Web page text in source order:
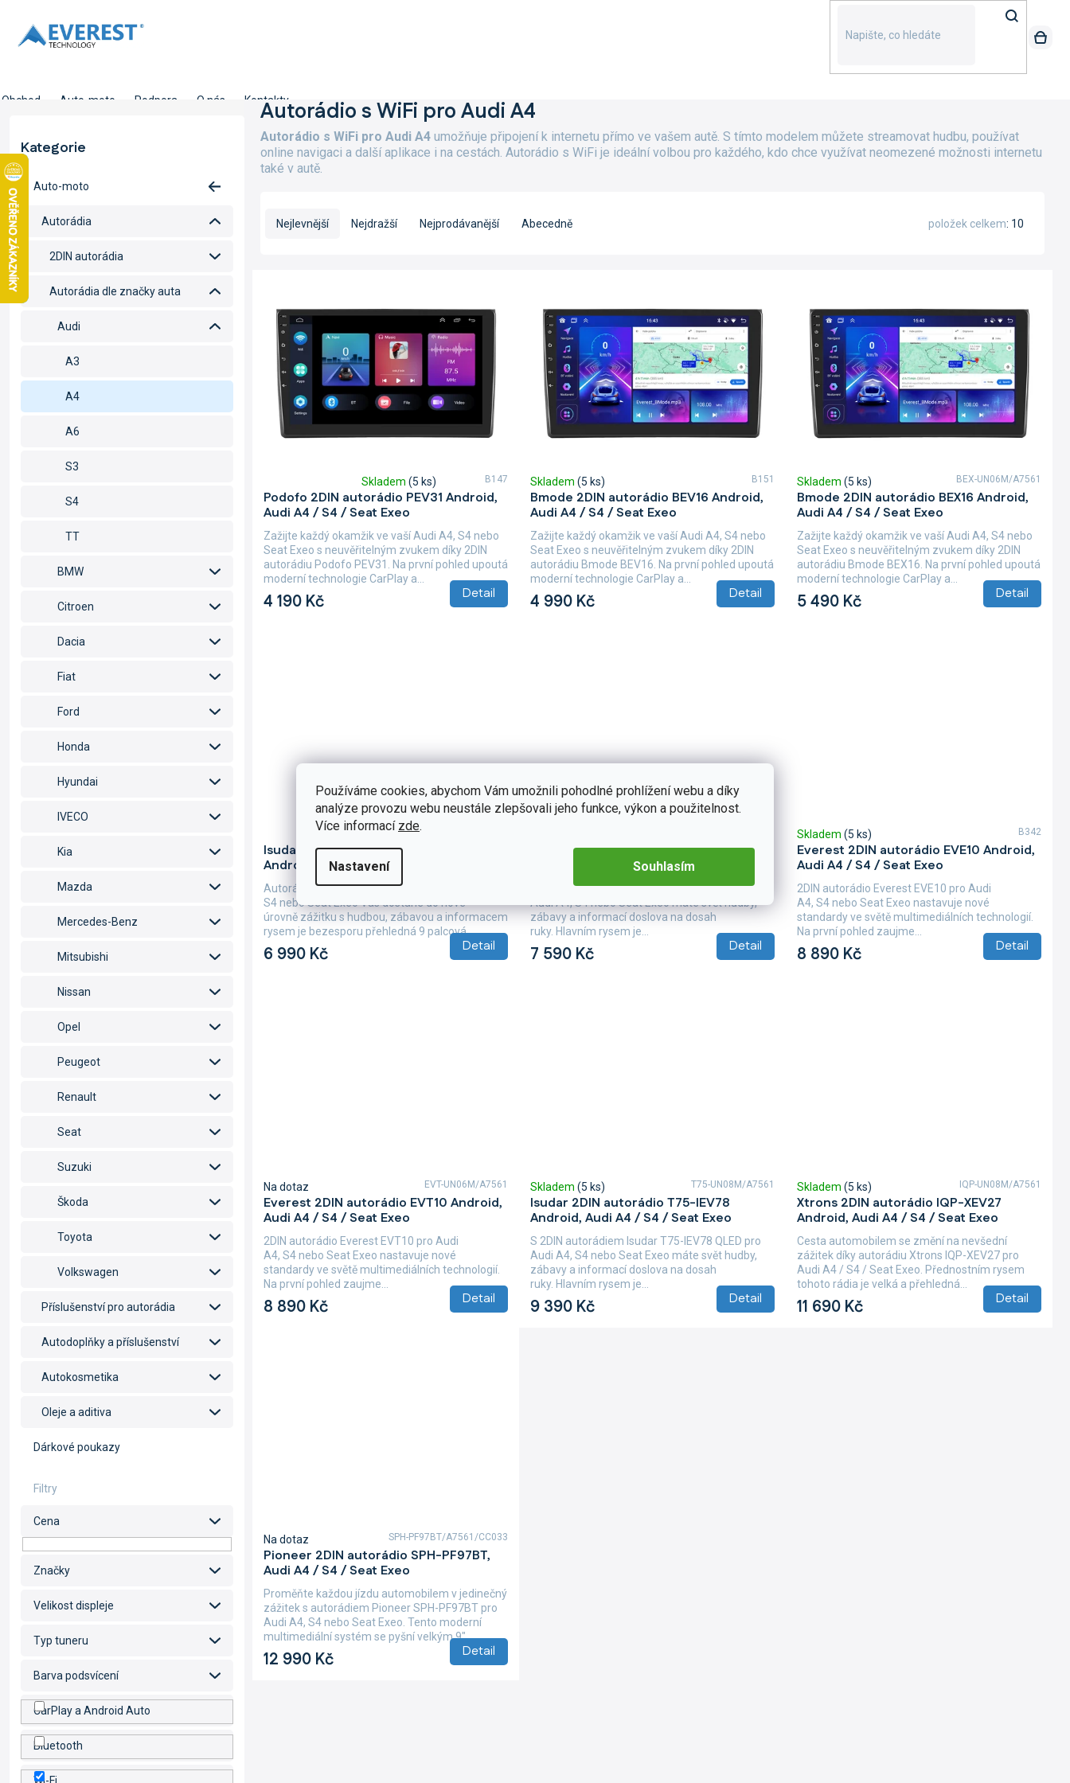
Používáme cookies, abychom Vám umožnili pohodlné prohlížení webu a díky
analýze provozu webu neustále zlepšovali jeho funkce, výkon a použitelnost.
Více informací zde.
Nastavení Souhlasím
obsah
Obchod Auto-moto Podpora O nás Kontakty
t
r
a
n
n
í
p
a
n
Přeskočit
kategorie
Kategorie
Auto-moto
Autorádia
2DIN autorádia
Autorádia dle značky auta
Audi
A3
A4
A6
S3
S4
TT
BMW
Citroen
Dacia
Fiat
Ford
Honda
Hyundai
IVECO
Kia
Mazda
Mercedes-Benz
Mitsubishi
Nissan
Opel
Peugeot
Renault
Seat
Suzuki
Škoda
Toyota
Volkswagen
Příslušenství pro autorádia
Autodoplňky a příslušenství
Autokosmetika
Oleje a aditiva
Dárkové poukazy
Cena
Značky
Velikost displeje
Typ tuneru
Barva podsvícení
CarPlay a Android Auto
Bluetooth
Wi-Fi
Autorádio s WiFi pro Audi A4
Autorádio s WiFi pro Audi A4 umožňuje připojení k internetu přímo ve vašem autě. S tímto modelem můžete streamovat hudbu, používat
online navigaci a další aplikace i na cestách. Autorádio s WiFi je ideální volbou pro každého, kdo chce využívat neomezené možnosti internetu
také v autě.
Nejlevnější Nejdražší Nejprodávanější Abecedně 10
položek celkem
ů
Podofo 2DIN autorádio PEV31 Android,
Audi A4 / S4 / Seat Exeo
hodnocení
produktu
je
5,0
z
5
Skladem (5 ks)
4 190 Kč Detail
Zažijte každý okamžik ve vaší Audi A4, S4 nebo
Seat Exeo s neuvěřitelným zvukem díky 2DIN
autorádiu Podofo PEV31. Na první pohled upoutá
moderní technologie CarPlay a...
B147
Bmode 2DIN autorádio BEV16 Android,
Audi A4 / S4 / Seat Exeo
Skladem (5 ks)
4 990 Kč Detail
Zažijte každý okamžik ve vaší Audi A4, S4 nebo
Seat Exeo s neuvěřitelným zvukem díky 2DIN
autorádiu Bmode BEV16. Na první pohled upoutá
moderní technologie CarPlay a...
B151
Bmode 2DIN autorádio BEX16 Android,
Audi A4 / S4 / Seat Exeo
Skladem (5 ks)
5 490 Kč Detail
Zažijte každý okamžik ve vaší Audi A4, S4 nebo
Seat Exeo s neuvěřitelným zvukem díky 2DIN
autorádiu Bmode BEX16. Na první pohled upoutá
moderní technologie CarPlay a...
BEX-UN06M/A7561
Isudar 2DIN autorádio T68B-IEV16
Android, Audi A4 / S4 / Seat Exeo
hodnocení
produktu
je
5,0
z
5
hvězdiček.
Skladem(1 ks)
6 990 Kč Detail
Autorádio Isudar T68B-IEV16 pro Audi A4,
S4 nebo Seat Exeo Vás dostane do nové
úrovně zážitku s hudbou, zábavou a informacemi. Hlavním
rysem je bezesporu přehledná 9 palcová...
Isudar 2DIN autorádio T72-IEV21
Android, Audi A4 / S4 / Seat Exeo
7 590 Kč Detail
S 2DIN autorádiem Isudar T72-IEV21 QLED pro
Audi A4, S4 nebo Seat Exeo máte svět hudby,
zábavy a informací doslova na dosah
ruky. Hlavním rysem je...
Everest 2DIN autorádio EVE10 Android,
Audi A4 / S4 / Seat Exeo
Skladem (5 ks)
8 890 Kč Detail
2DIN autorádio Everest EVE10 pro Audi
A4, S4 nebo Seat Exeo nastavuje nové
standardy ve světě multimediálních technologií.
Na první pohled zaujme...
B342
Everest 2DIN autorádio EVT10 Android,
Audi A4 / S4 / Seat Exeo
Na dotaz
8 890 Kč Detail
2DIN autorádio Everest EVT10 pro Audi
A4, S4 nebo Seat Exeo nastavuje nové
standardy ve světě multimediálních technologií.
Na první pohled zaujme...
EVT-UN06M/A7561
Isudar 2DIN autorádio T75-IEV78
Android, Audi A4 / S4 / Seat Exeo
Skladem (5 ks)
9 390 Kč Detail
S 2DIN autorádiem Isudar T75-IEV78 QLED pro
Audi A4, S4 nebo Seat Exeo máte svět hudby,
zábavy a informací doslova na dosah
ruky. Hlavním rysem je...
T75-UN08M/A7561
Xtrons 2DIN autorádio IQP-XEV27
Android, Audi A4 / S4 / Seat Exeo
Skladem (5 ks)
11 690 Kč Detail
Cesta automobilem se změní na nevšední
zážitek díky autorádiu Xtrons IQP-XEV27 pro
Audi A4 / S4 / Seat Exeo. Přednostním rysem
tohoto rádia je velká a přehledná...
IQP-UN08M/A7561
Pioneer 2DIN autorádio SPH-PF97BT,
Audi A4 / S4 / Seat Exeo
Na dotaz
12 990 Kč Detail
Proměňte každou jízdu automobilem v jedinečný
zážitek s autorádiem Pioneer SPH-PF97BT pro
Audi A4, S4 nebo Seat Exeo. Tento moderní
multimediální systém se pyšní velkým 9"...
SPH-PF97BT/A7561/CC033